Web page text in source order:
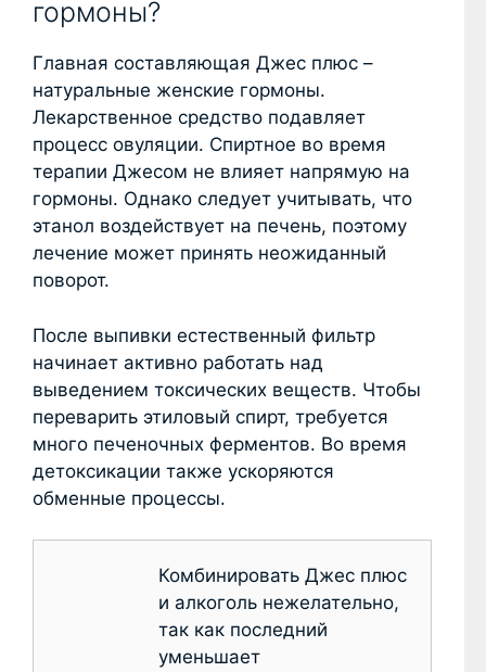
гормоны?
Главная составляющая Джес плюс –
натуральные женские гормоны.
Лекарственное средство подавляет
процесс овуляции. Спиртное во время
терапии Джесом не влияет напрямую на
гормоны. Однако следует учитывать, что
этанол воздействует на печень, поэтому
лечение может принять неожиданный
поворот.
После выпивки естественный фильтр
начинает активно работать над
выведением токсических веществ. Чтобы
переварить этиловый спирт, требуется
много печеночных ферментов. Во время
детоксикации также ускоряются
обменные процессы.
Комбинировать Джес плюс
и алкоголь нежелательно,
так как последний
уменьшает